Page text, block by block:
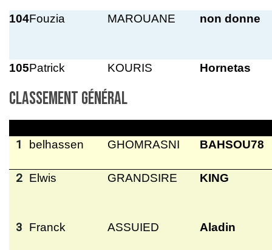
104Fouzia MAROUANE non donne
105Patrick KOURIS Hornetas
Classement général
1 belhassen GHOMRASNI BAHSOU78
2 Elwis GRANDSIRE KING
3 Franck ASSUIED Aladin